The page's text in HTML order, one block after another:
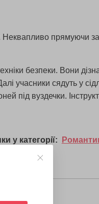
Неквапливо прямуючи
безпеки. Вони
учасники сядуть у
під вуздечки.
у категорії: